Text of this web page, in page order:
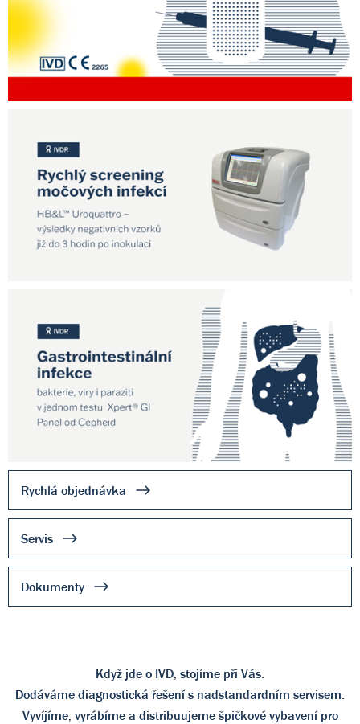
Rychlá objednávka
Servis
Dokumenty
Když jde o IVD, stojíme při Vás.
Dodáváme diagnostická řešení s nadstandardním servisem.
Vyvíjíme, vyrábíme a distribuujeme špičkové vybavení pro